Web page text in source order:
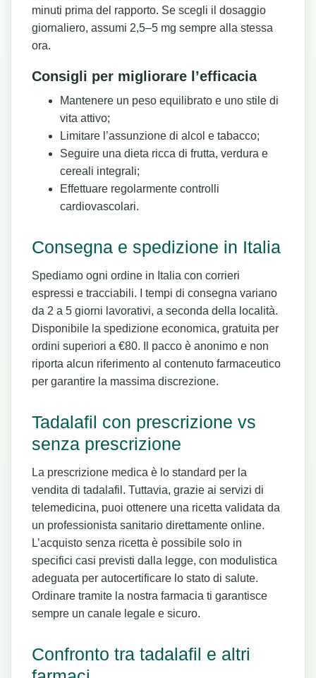
minuti prima del rapporto. Se scegli il dosaggio
giornaliero, assumi 2,5–5 mg sempre alla stessa
ora.
Consigli per migliorare l’efficacia
Mantenere un peso equilibrato e uno stile di
vita attivo;
Limitare l’assunzione di alcol e tabacco;
Seguire una dieta ricca di frutta, verdura e
cereali integrali;
Effettuare regolarmente controlli
cardiovascolari.
Consegna e spedizione in Italia
Spediamo ogni ordine in Italia con corrieri
espressi e tracciabili. I tempi di consegna variano
da 2 a 5 giorni lavorativi, a seconda della località.
Disponibile la spedizione economica, gratuita per
ordini superiori a €80. Il pacco è anonimo e non
riporta alcun riferimento al contenuto farmaceutico
per garantire la massima discrezione.
Tadalafil con prescrizione vs
senza prescrizione
La prescrizione medica è lo standard per la
vendita di tadalafil. Tuttavia, grazie ai servizi di
telemedicina, puoi ottenere una ricetta validata da
un professionista sanitario direttamente online.
L’acquisto senza ricetta è possibile solo in
specifici casi previsti dalla legge, con modulistica
adeguata per autocertificare lo stato di salute.
Ordinare tramite la nostra farmacia ti garantisce
sempre un canale legale e sicuro.
Confronto tra tadalafil e altri